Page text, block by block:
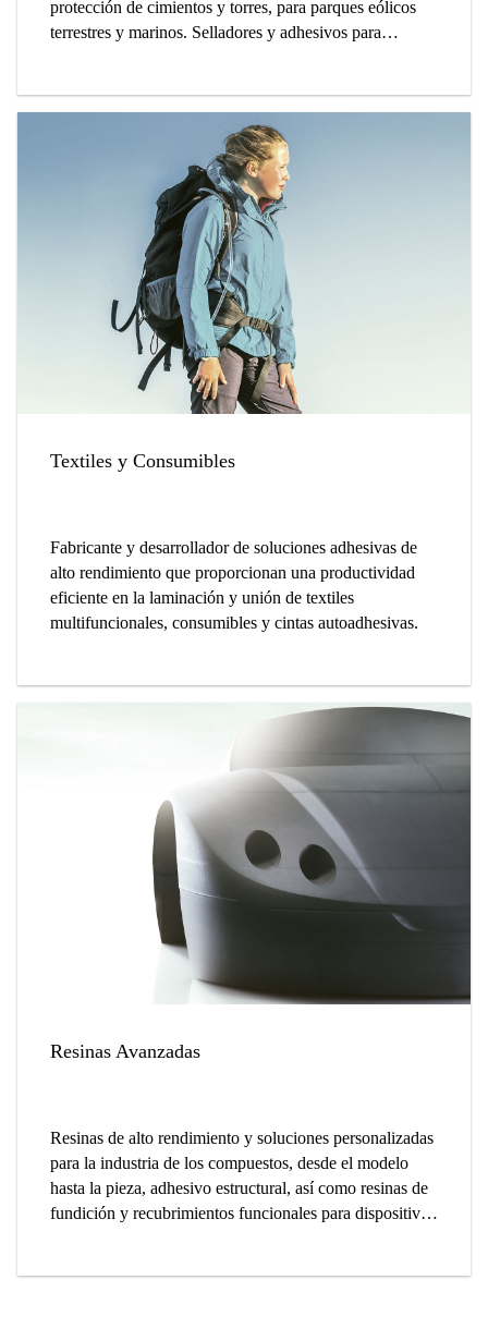
protección de cimientos y torres, para parques eólicos
terrestres y marinos. Selladores y adhesivos para
Textiles y Consumibles
Fabricante y desarrollador de soluciones adhesivas de
alto rendimiento que proporcionan una productividad
eficiente en la laminación y unión de textiles
multifuncionales, consumibles y cintas autoadhesivas.
Resinas Avanzadas
Resinas de alto rendimiento y soluciones personalizadas
para la industria de los compuestos, desde el modelo
hasta la pieza, adhesivo estructural, así como resinas de
fundición y recubrimientos funcionales para dispositivos